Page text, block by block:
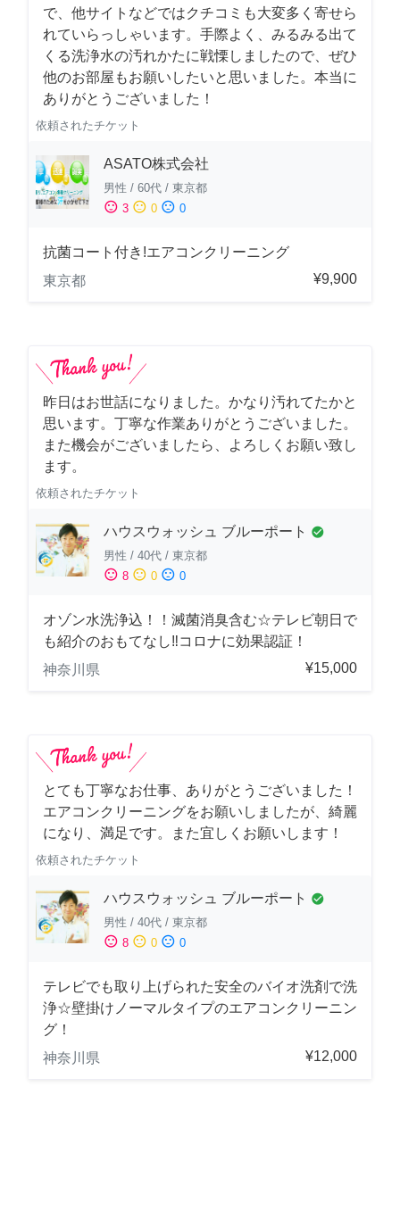
で、他サイトなどではクチコミも大変多く寄せら
れていらっしゃいます。手際よく、みるみる出て
くる洗浄水の汚れかたに戦慄しましたので、ぜひ
他のお部屋もお願いしたいと思いました。本当に
ありがとうございました！
依頼されたチケット
ASATO株式会社
男性 / 60代 / 東京都
sentiment_satisfied 3 sentiment_neutral 0 sentiment_dissatisfied 0
抗菌コート付き!エアコンクリーニング
東京都
¥9,900
昨日はお世話になりました。かなり汚れてたかと
思います。丁寧な作業ありがとうございました。
また機会がございましたら、よろしくお願い致し
ます。
依頼されたチケット
ハウスウォッシュ ブルーポート check_circle
男性 / 40代 / 東京都
sentiment_satisfied 8 sentiment_neutral 0 sentiment_dissatisfied 0
オゾン水洗浄込！！滅菌消臭含む☆テレビ朝日で
も紹介のおもてなし‼コロナに効果認証！
神奈川県
¥15,000
とても丁寧なお仕事、ありがとうございました！
エアコンクリーニングをお願いしましたが、綺麗
になり、満足です。また宜しくお願いします！
依頼されたチケット
ハウスウォッシュ ブルーポート check_circle
男性 / 40代 / 東京都
sentiment_satisfied 8 sentiment_neutral 0 sentiment_dissatisfied 0
テレビでも取り上げられた安全のバイオ洗剤で洗
浄☆壁掛けノーマルタイプのエアコンクリーニン
グ！
神奈川県
¥12,000